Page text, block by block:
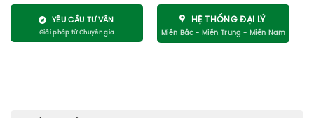
YÊU CẦU TƯ VẤN HỆ THỐNG ĐẠI LÝ